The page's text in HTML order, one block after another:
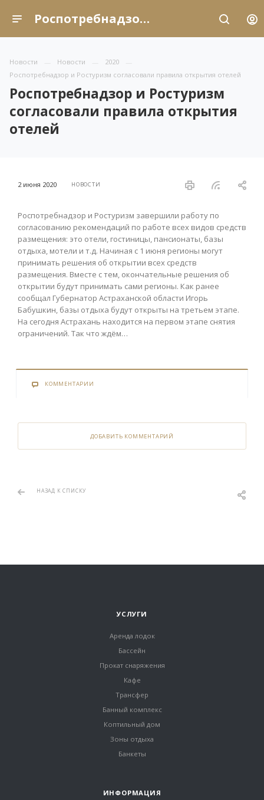
Роспотребнадзор и Ростуризм согласовали правила открытия отелей
Новости Новости
2020
Роспотребнадзор и Ростуризм согласовали правила открытия отелей
Роспотребнадзор и Ростуризм
согласовали правила открытия
отелей
2 июня 2020 НОВОСТИ
Роспотребнадзор и Ростуризм завершили работу по
согласованию рекомендаций по работе всех видов средств
размещения: это отели, гостиницы, пансионаты, базы
отдыха, мотели и т.д. Начиная с 1 июня регионы могут
принимать решения об открытии всех средств
размещения. Вместе с тем, окончательные решения об
открытии будут принимать сами регионы. Как ранее
сообщал Губернатор Астраханской области Игорь
Бабушкин, базы отдыха будут открыты на третьем этапе.
На сегодня Астрахань находится на первом этапе снятия
ограничений. Так что ждём…
КОММЕНТАРИИ
ДОБАВИТЬ КОММЕНТАРИЙ
НАЗАД К СПИСКУ
УСЛУГИ
Аренда лодок
Бассейн
Прокат снаряжения
Кафе
Трансфер
Банный комплекс
Коптильный дом
Зоны отдыха
Банкеты
ИНФОРМАЦИЯ